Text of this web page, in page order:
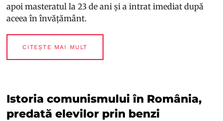
apoi masteratul la 23 de ani și a intrat imediat după
aceea în învățământ.
CITEȘTE MAI MULT
Istoria comunismului în România,
predată elevilor prin benzi